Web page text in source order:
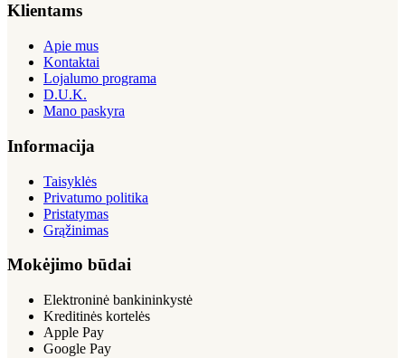
Klientams
Apie mus
Kontaktai
Lojalumo programa
D.U.K.
Mano paskyra
Informacija
Taisyklės
Privatumo politika
Pristatymas
Grąžinimas
Mokėjimo būdai
Elektroninė bankininkystė
Kreditinės kortelės
Apple Pay
Google Pay